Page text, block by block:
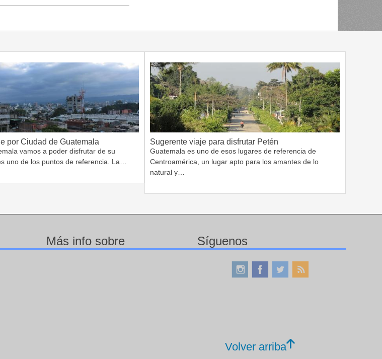
por Ciudad de Guatemala
vamos a poder disfrutar de su
uno de los puntos de referencia. La…
Sugerente viaje para disfrutar Petén
Guatemala es uno de esos lugares de referencia de
Centroamérica, un lugar apto para los amantes de lo
natural y…
Más info sobre Síguenos
Volver arriba